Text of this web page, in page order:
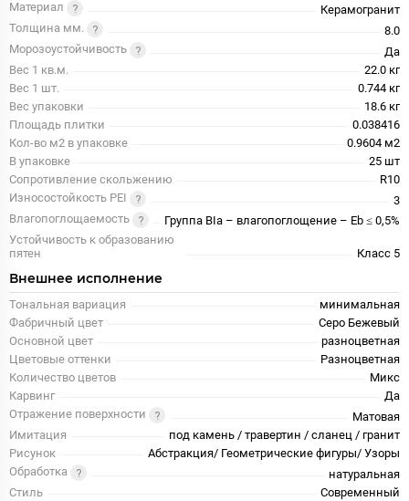
Материал
Керамогранит
Толщина мм.
8.0
Морозоустойчивость
Да
Вес 1 кв.м.
22.0 кг
Вес 1 шт.
0.744 кг
Вес упаковки
18.6 кг
Площадь плитки
0.038416
Кол-во м2 в упаковке
0.9604 м2
В упаковке
25 шт
Сопротивление скольжению
R10
Износостойкость PEI
3
Влагопоглощаемость
Группа BIa – влагопоглощение – Eb ≤ 0,5%
Устойчивость к образованию
пятен
Класс 5
Внешнее исполнение
Тональная вариация
минимальная
Фабричный цвет
Серо Бежевый
Основной цвет
разноцветная
Цветовые оттенки
Разноцветная
Количество цветов
Микс
Карвинг
Да
Отражение поверхности
Матовая
Имитация
под камень / травертин / сланец / гранит
Рисунок
Абстракция/ Геометрические фигуры/ Узоры
Обработка
натуральная
Стиль
Современный